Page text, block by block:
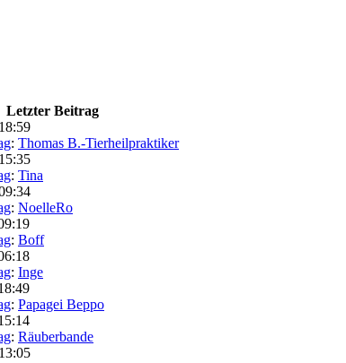
Letzter Beitrag
: Thomas B.-Tierheilpraktiker
: Tina
: NoelleRo
: Boff
: Inge
: Papagei Beppo
: Räuberbande